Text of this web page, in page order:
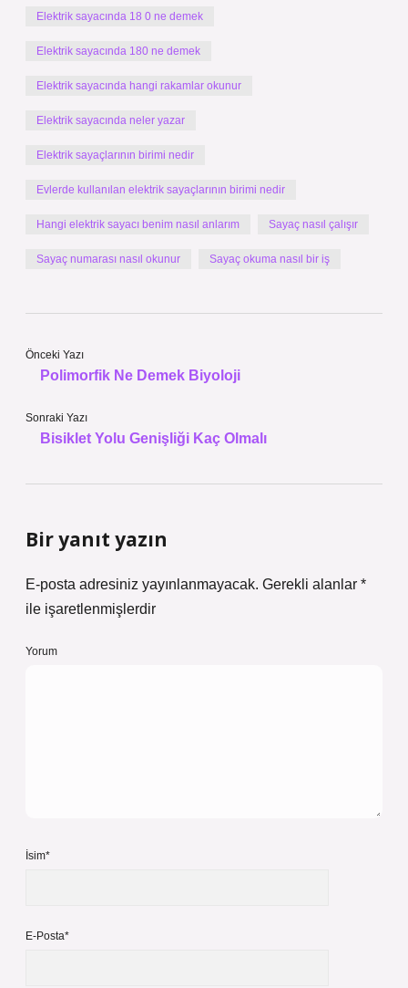
Elektrik sayacında 18 0 ne demek
Elektrik sayacında 180 ne demek
Elektrik sayacında hangi rakamlar okunur
Elektrik sayacında neler yazar
Elektrik sayaçlarının birimi nedir
Evlerde kullanılan elektrik sayaçlarının birimi nedir
Hangi elektrik sayacı benim nasıl anlarım Sayaç nasıl çalışır
Sayaç numarası nasıl okunur Sayaç okuma nasıl bir iş
Önceki Yazı
Polimorfik Ne Demek Biyoloji
Sonraki Yazı
Bisiklet Yolu Genişliği Kaç Olmalı
Bir yanıt yazın
E-posta adresiniz yayınlanmayacak. Gerekli alanlar *
ile işaretlenmişlerdir
Yorum
İsim*
E-Posta*